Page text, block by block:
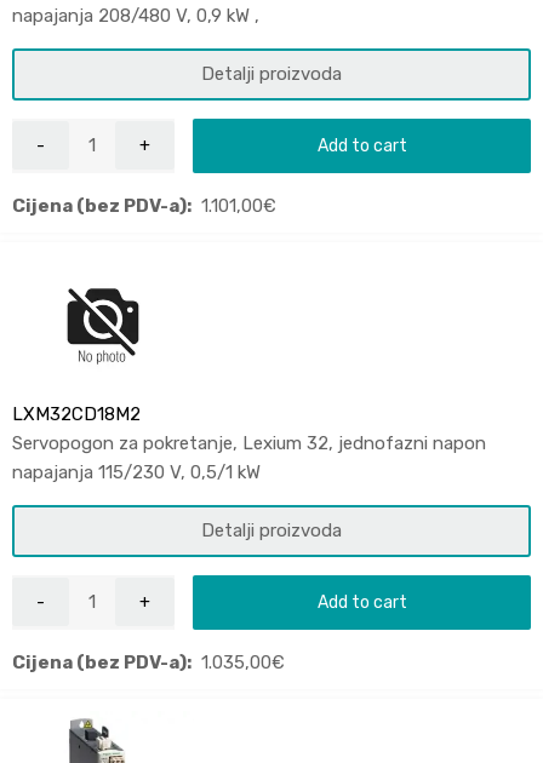
napajanja 208/480 V, 0,9 kW ,
Detalji proizvoda
Add to cart
Cijena (bez PDV-a): 1.101,00€
LXM32CD18M2
Servopogon za pokretanje, Lexium 32, jednofazni napon
napajanja 115/230 V, 0,5/1 kW
Detalji proizvoda
Add to cart
Cijena (bez PDV-a): 1.035,00€